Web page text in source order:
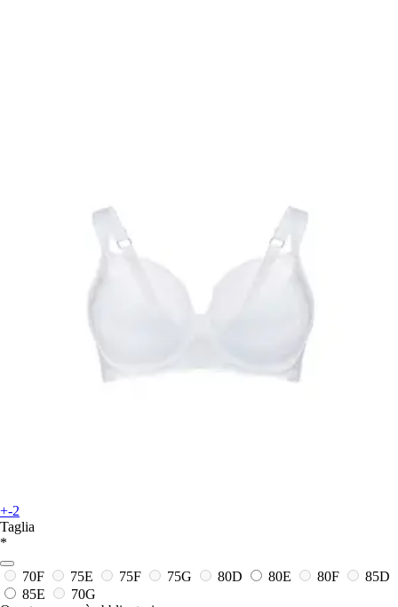
+-2
Taglia
*
70F 75E 75F 75G 80D 80E 80F
85D
85E
70G